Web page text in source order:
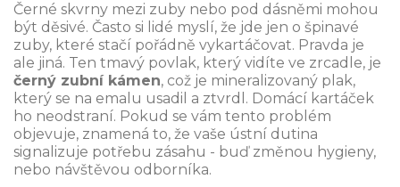
Černé skvrny mezi zuby nebo pod dásněmi mohou
být děsivé. Často si lidé myslí, že jde jen o špinavé
zuby, které stačí pořádně vykartáčovat. Pravda je
ale jiná. Ten tmavý povlak, který vidíte ve zrcadle, je
černý zubní kámen, což je mineralizovaný plak,
který se na emalu usadil a ztvrdl. Domácí kartáček
ho neodstraní. Pokud se vám tento problém
objevuje, znamená to, že vaše ústní dutina
signalizuje potřebu zásahu - buď změnou hygieny,
nebo návštěvou odborníka.